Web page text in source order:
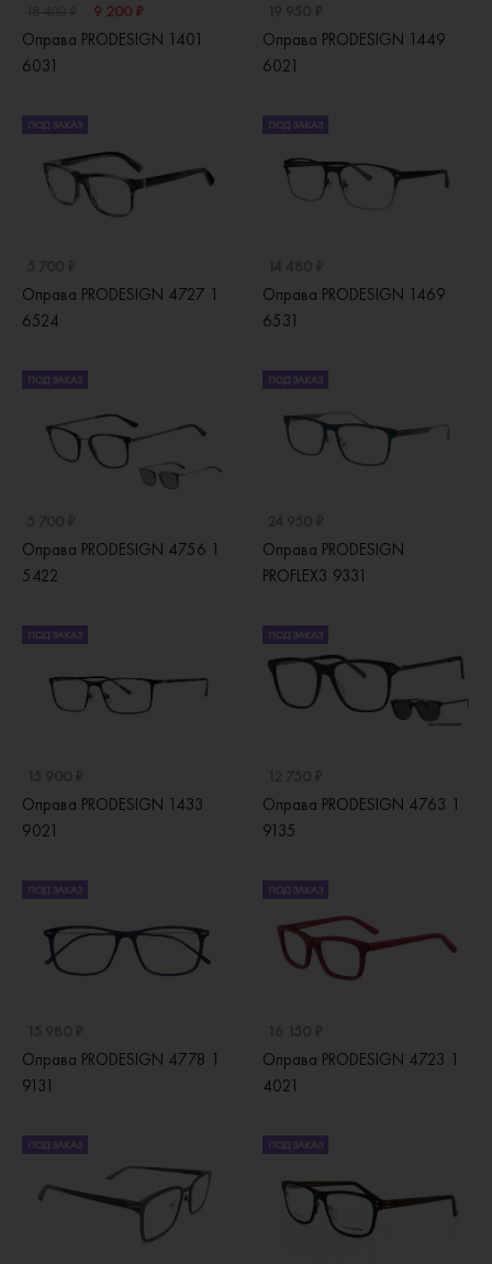
9 200 ₽
Оправа PRODESIGN 1401
6031
Оправа PRODESIGN 1449
6021
ПОД ЗАКАЗ
Оправа PRODESIGN 4727 1
6524
ПОД ЗАКАЗ
Оправа PRODESIGN 1469
6531
ПОД ЗАКАЗ
Оправа PRODESIGN 4756 1
5422
ПОД ЗАКАЗ
Оправа PRODESIGN
PROFLEX3 9331
ПОД ЗАКАЗ
Оправа PRODESIGN 1433
9021
ПОД ЗАКАЗ
Оправа PRODESIGN 4763 1
9135
ПОД ЗАКАЗ
Оправа PRODESIGN 4778 1
9131
ПОД ЗАКАЗ
Оправа PRODESIGN 4723 1
4021
ПОД ЗАКАЗ ПОД ЗАКАЗ